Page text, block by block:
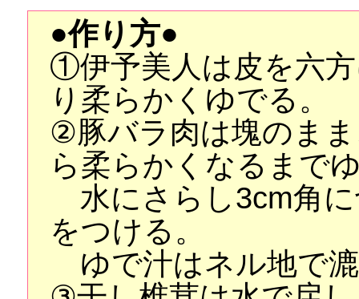
●作り方●
①伊予美人は皮を六
り柔らかくゆでる。
②豚バラ肉は塊のま
ら柔らかくなるまで
水にさらし3cm角
をつける。
ゆで汁はネル地で